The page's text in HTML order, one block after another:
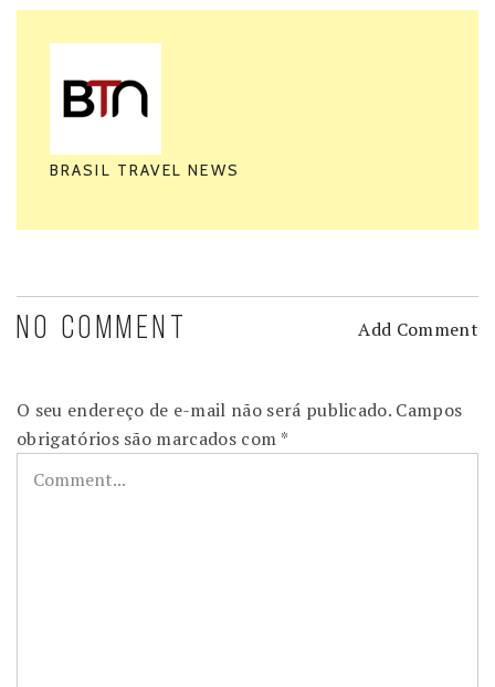
BRASIL TRAVEL NEWS
NO COMMENT Add Comment
O seu endereço de e-mail não será publicado. Campos
obrigatórios são marcados com *